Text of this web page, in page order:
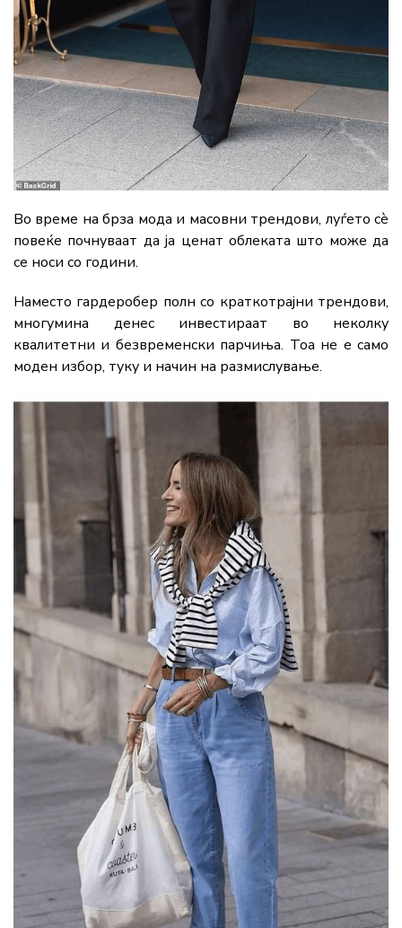
Во време на брза мода и масовни трендови, луѓето сè
повеќе почнуваат да ја ценат облеката што може да
се носи со години.
Наместо гардеробер полн со краткотрајни трендови,
многумина денес инвестираат во неколку
квалитетни и безвременски парчиња. Тоа не е само
моден избор, туку и начин на размислување.